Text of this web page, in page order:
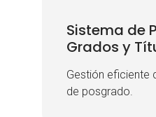
Sistema de
Grados y
Gestión eficiente
de posgrado.
Sistema de
Grados y
Gestión eficiente
de posgrado.